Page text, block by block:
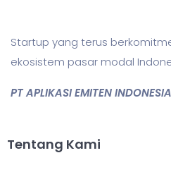
Startup yang terus
ekosistem pasar modal
PT APLIKASI EMITEN INDONESIA
Tentang Kami